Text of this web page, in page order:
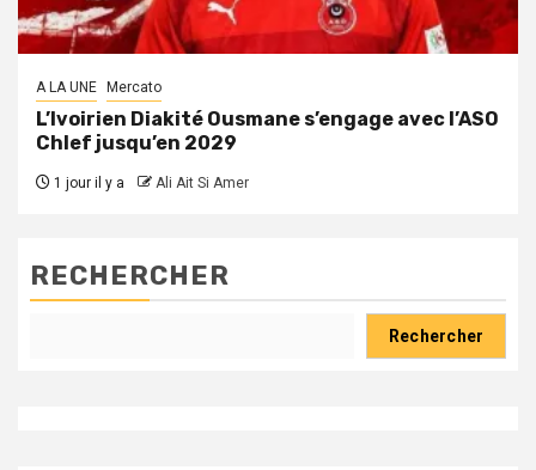
A LA UNE Mercato
L’Ivoirien Diakité Ousmane s’engage avec l’ASO
Chlef jusqu’en 2029
1 jour il y a Ali Ait Si Amer
RECHERCHER
Rechercher